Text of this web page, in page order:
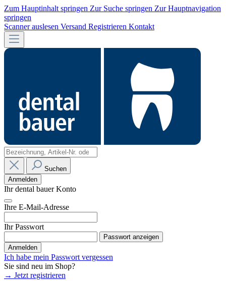
Zum Hauptinhalt springen Zur Suche springen Zur Hauptnavigation
springen
Scanner auslesen Versand Registrieren Kontakt
Suchen
Anmelden
Ihr dental bauer Konto
Ihre E-Mail-Adresse
Ihr Passwort
Passwort anzeigen
Anmelden
Ich habe mein Passwort vergessen
Sie sind neu im Shop?
→ Jetzt registrieren